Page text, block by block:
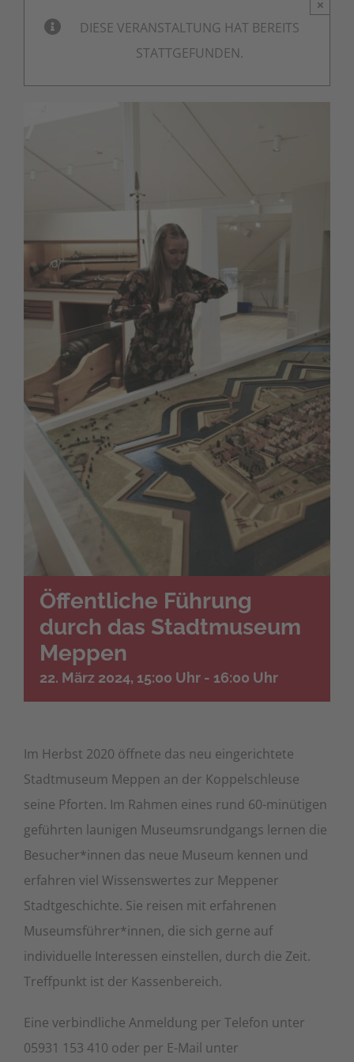
DIESE VERANSTALTUNG HAT BEREITS
STATTGEFUNDEN.
×
Öffentliche Führung
durch das Stadtmuseum
Meppen
22. März 2024, 15:00 Uhr - 16:00 Uhr
Im Herbst 2020 öffnete das neu eingerichtete
Stadtmuseum Meppen an der Koppelschleuse
seine Pforten. Im Rahmen eines rund 60-minütigen
geführten launigen Museumsrundgangs lernen die
Besucher*innen das neue Museum kennen und
erfahren viel Wissenswertes zur Meppener
Stadtgeschichte. Sie reisen mit erfahrenen
Museumsführer*innen, die sich gerne auf
individuelle Interessen einstellen, durch die Zeit.
Treffpunkt ist der Kassenbereich.
Eine verbindliche Anmeldung per Telefon unter
05931 153 410 oder per E-Mail unter